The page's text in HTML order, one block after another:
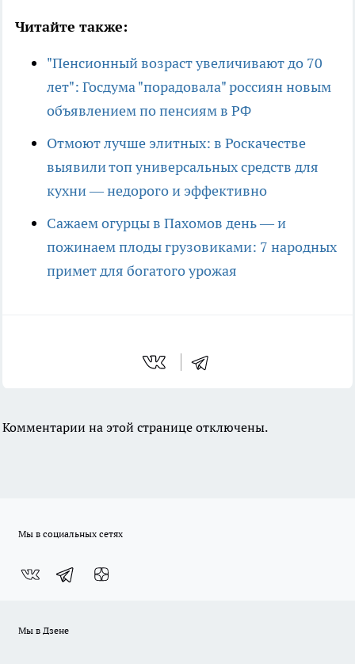
Читайте также:
"Пенсионный возраст увеличивают до 70
лет": Госдума "порадовала" россиян новым
объявлением по пенсиям в РФ
Отмоют лучше элитных: в Роскачестве
выявили топ универсальных средств для
кухни — недорого и эффективно
Сажаем огурцы в Пахомов день — и
пожинаем плоды грузовиками: 7 народных
примет для богатого урожая
Комментарии на этой странице отключены.
Мы в социальных сетях
Мы в Дзене